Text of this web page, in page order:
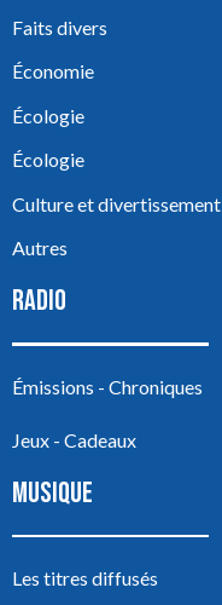
Faits divers
Économie
Écologie
Écologie
Culture et divertissement
Autres
RADIO
Émissions - Chroniques
Jeux - Cadeaux
MUSIQUE
Les titres diffusés